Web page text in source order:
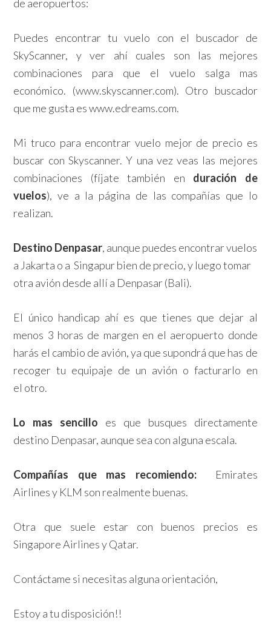
de aeropuertos:
Puedes encontrar tu vuelo con el buscador de
SkyScanner, y ver ahí cuales son las mejores
combinaciones para que el vuelo salga mas
económico. (www.skyscanner.com). Otro buscador
que me gusta es www.edreams.com.
Mi truco para encontrar vuelo mejor de precio es
buscar con Skyscanner. Y una vez veas las mejores
combinaciones (fíjate también en duración de
vuelos), ve a la página de las compañías que lo
realizan.
Destino Denpasar, aunque puedes encontrar vuelos
a Jakarta o a Singapur bien de precio, y luego tomar
otra avión desde allí a Denpasar (Bali).
El único handicap ahí es que tienes que dejar al
menos 3 horas de margen en el aeropuerto donde
harás el cambio de avión, ya que supondrá que has de
recoger tu equipaje de un avión o facturarlo en
el otro.
Lo mas sencillo es que busques directamente
destino Denpasar, aunque sea con alguna escala.
Compañías que mas recomiendo:Emirates
Airlines y KLM son realmente buenas.
Otra que suele estar con buenos precios es
Singapore Airlines y Qatar.
Contáctame si necesitas alguna orientación,
Estoy a tu disposición!!